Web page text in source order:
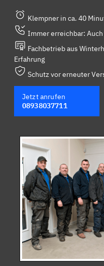
Klempner in ca. 40
Immer erreichbar:
Fachbetrieb aus
Erfahrung
Schutz vor erneuter
Jetzt anrufen
08938037711